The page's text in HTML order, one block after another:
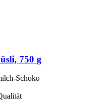
750 g
Schoko